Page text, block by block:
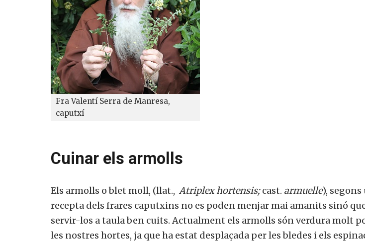
Fra Valentí Serra de Manresa,
caputxí
Cuinar els armolls
Els armolls o blet moll, (llat., Atriplex hortensis;cast. armuelle),
recepta dels frares caputxins no es poden menjar mai amanits sinó
servir-los a taula ben cuits. Actualment els armolls són verdura molt
les nostres hortes, ja que ha estat desplaçada per les bledes i els